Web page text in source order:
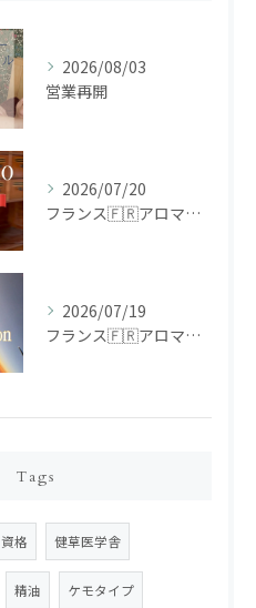
2026/08/03
営業再開
2026/07/20
フランス🇫🇷アロマ研修ツアー𝗱𝗮𝘆𝟮
2026/07/19
フランス🇫🇷アロマ研修ツアー𝗱𝗮𝘆𝟭
Tags
資格 健草医学舎
精油 ケモタイプ